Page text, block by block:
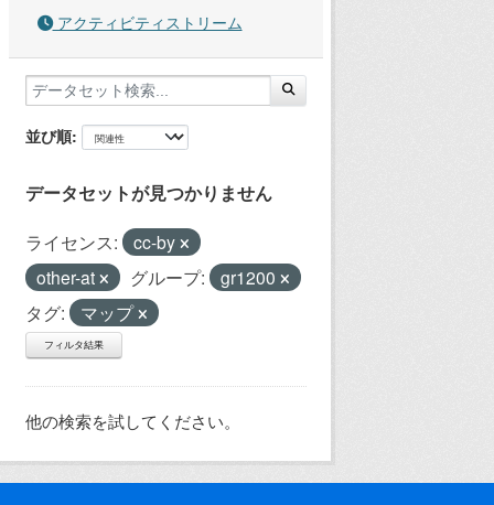
アクティビティストリーム
並び順
データセットが見つかりません
ライセンス:
cc-by
other-at
グループ:
gr1200
タグ:
マップ
フィルタ結果
他の検索を試してください。